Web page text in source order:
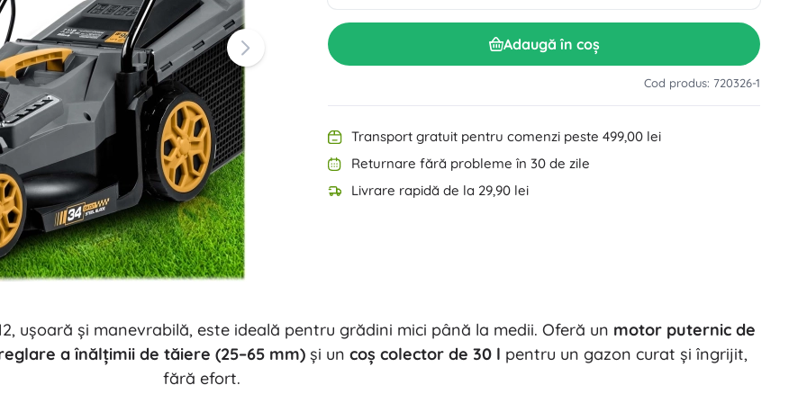
Echipament pentru cei mici
Decorațiuni
Siguranță
Organizare
Iluminat de noapte
Accesorii pentru lavoar
Accesorii pentru toaletă
Accesorii pentru cadă și duș
Școală Figurine
Petreceri
Jucării pentru apă Cărți
Grătare Decorațiuni
Muzică
Adaugă în coș
Cod produs: 720326-1
Transport gratuit pentru comenzi peste 499,00 lei
Returnare fără probleme în 30 de zile
Livrare rapidă de la 29,90 lei
ușoară și manevrabilă, este ideală pentru grădini mici până la medii. Oferă un motor puternic de
a înălțimii de tăiere (25–65 mm)și un coș colector de 30 l pentru un gazon curat și îngrijit,
fără efort.